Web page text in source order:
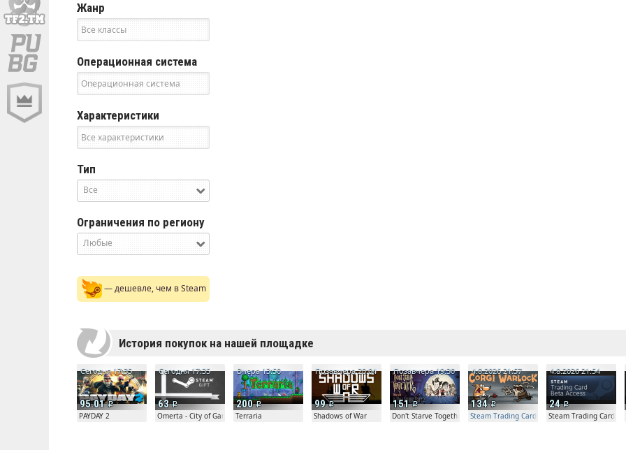
Жанр
Операционная система
Характеристики
Тип
Все
Ограничения по региону
Любые
— дешевле, чем в Steam
История покупок на нашей площадке
95.01
Сегодня 17:35
PAYDAY 2
63
Сегодня 17:35
Omerta - City of Gangsters
200
Вчера 13:50
Terraria
99
Позавчера 20:04
Shadows of War
151
Позавчера 19:30
Don't Starve Together
134
4.8.2026 21:57
Steam Trading Card Beta Access - Extra Copy
24
4.8.2026 21:54
Steam Trading Card